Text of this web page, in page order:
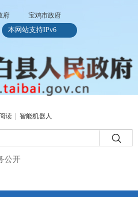
府
宝鸡市政府
本网站支持IPv6
读 智能机器人
公开